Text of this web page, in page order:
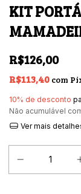
KIT
R$126,00
R$113,40 com
10% de desconto
Não acumulável
Ver mais